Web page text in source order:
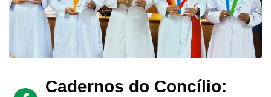
Cadernos do Concílio: